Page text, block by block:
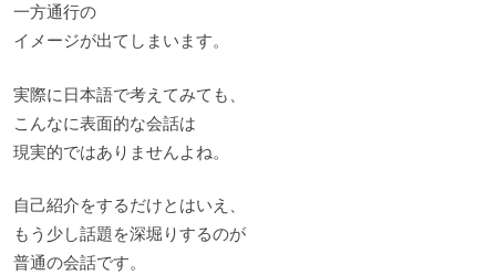
一方通行の
イメージが出てしまいます。
実際に日本語で考えてみても、
こんなに表面的な会話は
現実的ではありませんよね。
自己紹介をするだけとはいえ、
もう少し話題を深堀りするのが
普通の会話です。